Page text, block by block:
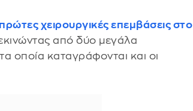
πρώτες χειρουργικές επεμβάσεις στο
από δύο μεγάλα
οποία καταγράφονται και οι